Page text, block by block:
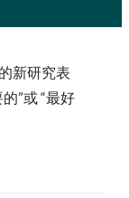
新研究表
”或 “最好